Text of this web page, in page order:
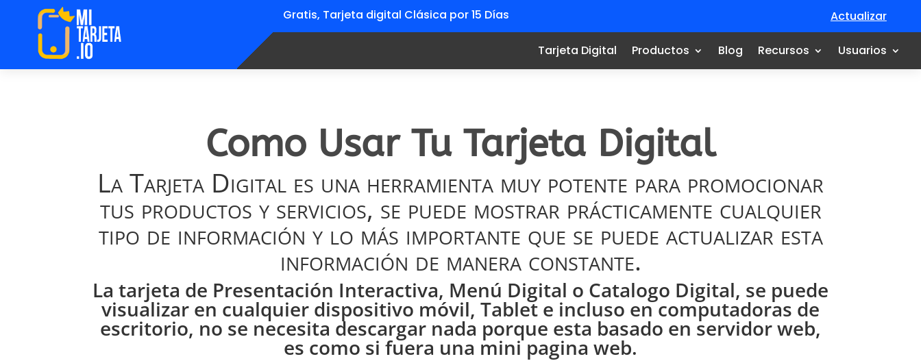
Gratis, Tarjeta digital Clásica por 15 Días Actualizar
Tarjeta Digital Productos Blog Recursos Usuarios
Como Usar Tu Tarjeta Digital
La Tarjeta Digital es una herramienta muy potente para promocionar
tus productos y servicios, se puede mostrar prácticamente cualquier
tipo de información y lo más importante que se puede actualizar esta
información de manera constante.
La tarjeta de Presentación Interactiva, Menú Digital o Catalogo Digital, se puede
visualizar en cualquier dispositivo móvil, Tablet e incluso en computadoras de
escritorio, no se necesita descargar nada porque esta basado en servidor web,
es como si fuera una mini pagina web.